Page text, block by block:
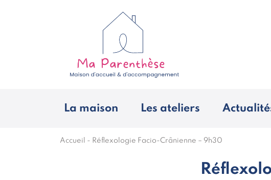
La maison Les ateliers
Accueil - Réflexologie Facio-Crânienne – 9h30